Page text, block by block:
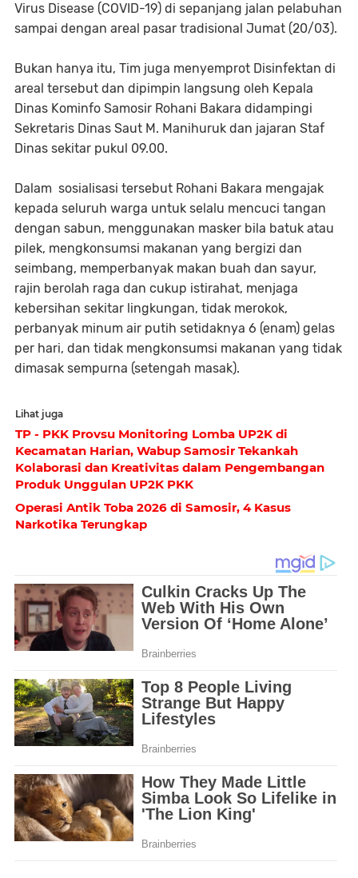
Virus Disease (COVID-19) di sepanjang jalan pelabuhan
sampai dengan areal pasar tradisional Jumat (20/03).
Bukan hanya itu, Tim juga menyemprot Disinfektan di
areal tersebut dan dipimpin langsung oleh Kepala
Dinas Kominfo Samosir Rohani Bakara didampingi
Sekretaris Dinas Saut M. Manihuruk dan jajaran Staf
Dinas sekitar pukul 09.00.
Dalam sosialisasi tersebut Rohani Bakara mengajak
kepada seluruh warga untuk selalu mencuci tangan
dengan sabun, menggunakan masker bila batuk atau
pilek, mengkonsumsi makanan yang bergizi dan
seimbang, memperbanyak makan buah dan sayur,
rajin berolah raga dan cukup istirahat, menjaga
kebersihan sekitar lingkungan, tidak merokok,
perbanyak minum air putih setidaknya 6 (enam) gelas
per hari, dan tidak mengkonsumsi makanan yang tidak
dimasak sempurna (setengah masak).
Lihat juga
TP - PKK Provsu Monitoring Lomba UP2K di
Kecamatan Harian, Wabup Samosir Tekankah
Kolaborasi dan Kreativitas dalam Pengembangan
Produk Unggulan UP2K PKK
Operasi Antik Toba 2026 di Samosir, 4 Kasus
Narkotika Terungkap